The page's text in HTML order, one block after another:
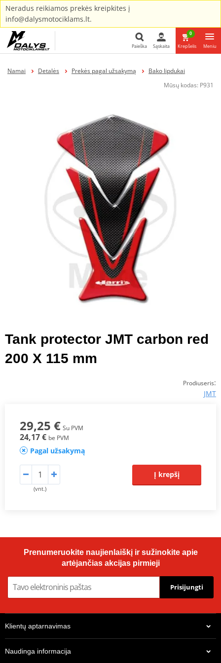
Neradus reikiamos prekės kreipkites į
info@dalysmotociklams.lt.
Paieška
Paieška Sąskaita
0
Krepšelis Meniu
Namai Detalės Prekės pagal užsakymą
Bako lipdukai
Mūsų kodas: P931
Tank protector JMT carbon red
200 X 115 mm
Prodiuseris:
JMT
29,25 € Su PVM
24,17 € be PVM
Pagal užsakymą
(vnt.)
Į krepšį
Prenumeruokite naujienlaiškį ir sužinokite apie
artėjančias akcijas pirmieji
Prisijungti
Klientų aptarnavimas
Naudinga informacija